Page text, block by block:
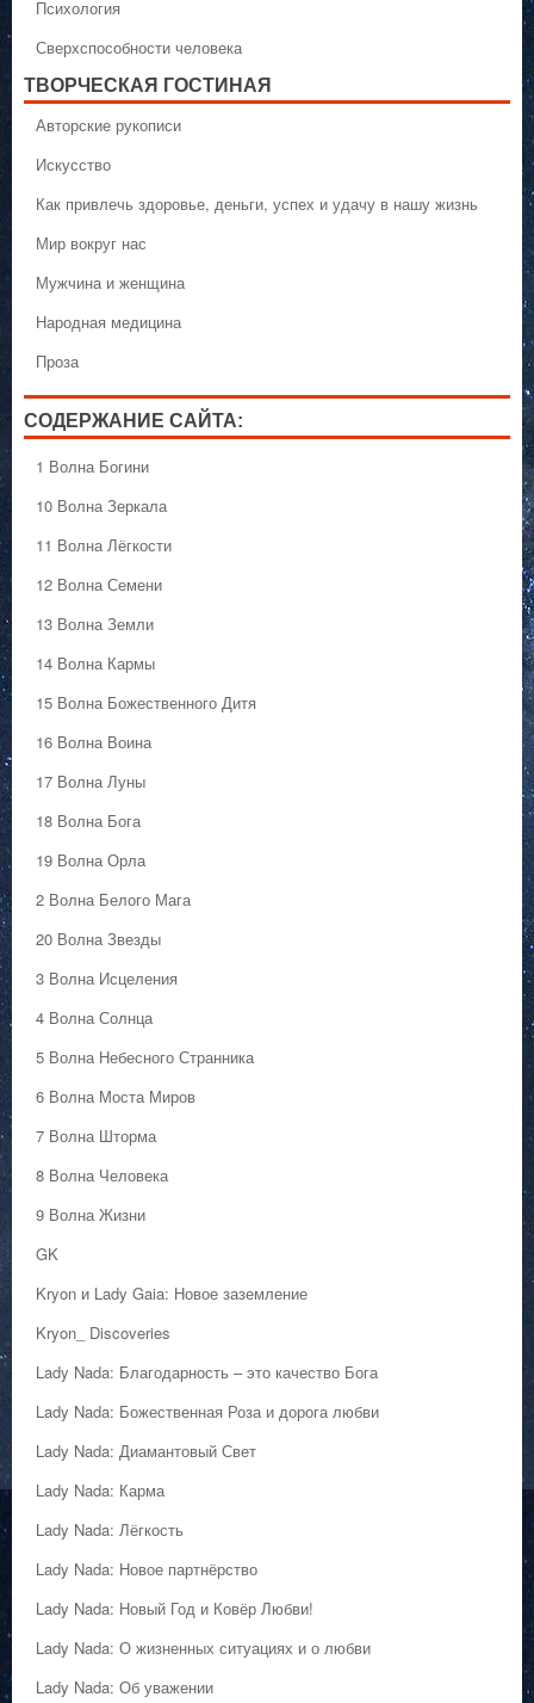
Психология
Сверхспособности человека
ТВОРЧЕСКАЯ ГОСТИНАЯ
Авторские рукописи
Искусство
Как привлечь здоровье, деньги, успех и удачу в нашу жизнь
Мир вокруг нас
Мужчина и женщина
Народная медицина
Проза
СОДЕРЖАНИЕ САЙТА:
1 Волна Богини
10 Волна Зеркала
11 Волна Лёгкости
12 Волна Семени
13 Волна Земли
14 Волна Кармы
15 Волна Божественного Дитя
16 Волна Воина
17 Волна Луны
18 Волна Бога
19 Волна Орла
2 Волна Белого Мага
20 Волна Звезды
3 Волна Исцеления
4 Волна Солнца
5 Волна Небесного Странника
6 Волна Моста Миров
7 Волна Шторма
8 Волна Человека
9 Волна Жизни
GK
Kryon и Lady Gaia: Новое заземление
Kryon_ Discoveries
Lady Nada: Благодарность – это качество Бога
Lady Nada: Божественная Роза и дорога любви
Lady Nada: Диамантовый Свет
Lady Nada: Карма
Lady Nada: Лёгкость
Lady Nada: Новое партнёрство
Lady Nada: Новый Год и Ковёр Любви!
Lady Nada: О жизненных ситуациях и о любви
Lady Nada: Об уважении